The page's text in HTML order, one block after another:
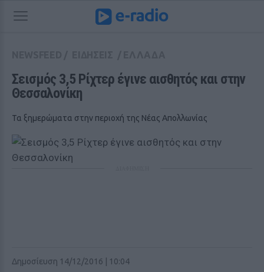
Σεισμός 3,5 Ρίχτερ έγινε αισθητός και στην
Θεσσαλονίκη
Τα ξημερώματα στην περιοχή της Νέας Απολλωνίας
Δημοσίευση 14/12/2016 | 10:04